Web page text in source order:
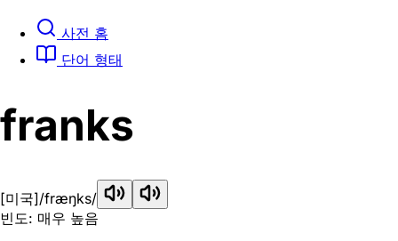
사전 홈
단어 형태
franks
[미국]/fræŋks/
빈도: 매우 높음